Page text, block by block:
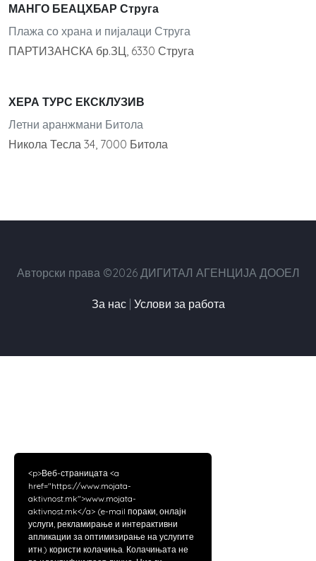
МАНГО БЕАЦХБАР Струга
Плажа со храна и пијалаци Струга
ПАРТИЗАНСКА бр.ЗЦ, 6330 Струга
ХЕРА ТУРС ЕКСКЛУЗИВ
Летни аранжмани Битола
Никола Тесла 34, 7000 Битола
Авторски права ©2026 ДИГИТАЛ АГЕНЦИЈА ДООЕЛ
За нас| Услови за работа
<p>Веб-страницата <a
href="https://www.mojata-
aktivnost.mk">www.mojata-
aktivnost.mk</a> (e-mail пораки, онлајн
услуги, рекламирање и интерактивни
апликации за оптимизирање на услугите
итн.) користи колачиња. Колачињата не